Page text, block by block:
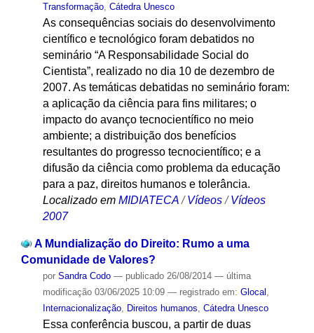
Transformação, Cátedra Unesco
As consequências sociais do desenvolvimento
científico e tecnológico foram debatidos no
seminário “A Responsabilidade Social do
Cientista”, realizado no dia 10 de dezembro de
2007. As temáticas debatidas no seminário foram:
a aplicação da ciência para fins militares; o
impacto do avanço tecnocientífico no meio
ambiente; a distribuição dos benefícios
resultantes do progresso tecnocientífico; e a
difusão da ciência como problema da educação
para a paz, direitos humanos e tolerância.
Localizado em MIDIATECA /Vídeos /Vídeos
2007
A Mundialização do Direito: Rumo a uma
Comunidade de Valores?
por Sandra Codo — publicado26/08/2014 — última
modificação03/06/2025 10:09 — registrado em: Glocal
Internacionalização, Direitos humanos Cátedra Unesco
Essa conferência buscou, a partir de duas